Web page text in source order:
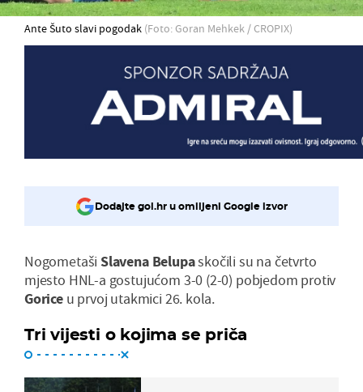
Ante Šuto slavi pogodak (Foto: Goran Mehkek / CROPIX)
Dodajte gol.hr u omiljeni Google izvor
Nogometaši Slavena Belupaskočili su na četvrto
mjesto HNL-a gostujućom 3-0 (2-0) pobjedom protiv
Gorice u prvoj utakmici 26. kola.
Tri vijesti o kojima se priča